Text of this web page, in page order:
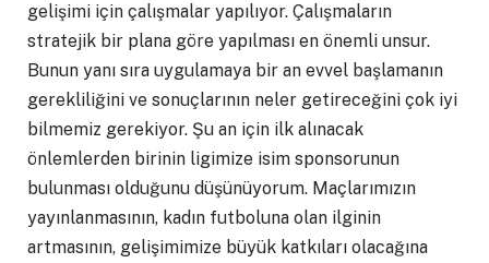
gelişimi için çalışmalar yapılıyor. Çalışmaların
stratejik bir plana göre yapılması en önemli unsur.
Bunun yanı sıra uygulamaya bir an evvel başlamanın
gerekliliğini ve sonuçlarının neler getireceğini çok iyi
bilmemiz gerekiyor. Şu an için ilk alınacak
önlemlerden birinin ligimize isim sponsorunun
bulunması olduğunu düşünüyorum. Maçlarımızın
yayınlanmasının, kadın futboluna olan ilginin
artmasının, gelişimimize büyük katkıları olacağına